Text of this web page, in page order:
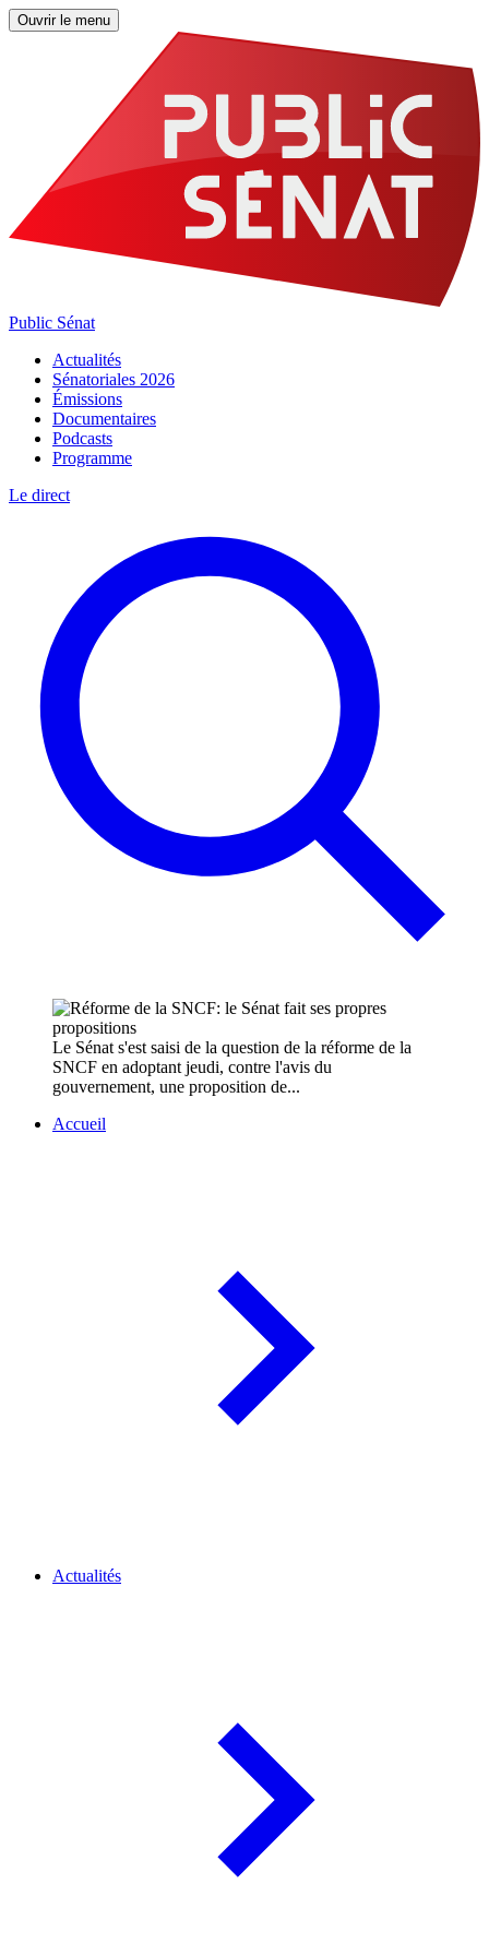
Ouvrir le menu
Public Sénat
Actualités
Sénatoriales 2026
Émissions
Documentaires
Podcasts
Programme
Le direct
Le Sénat s'est saisi de la question de la réforme de la
SNCF en adoptant jeudi, contre l'avis du
gouvernement, une proposition de...
Accueil
Actualités